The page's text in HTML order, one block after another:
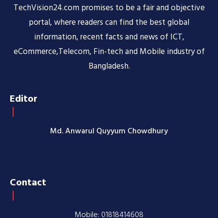
TechVision24.com promises to be a fair and objective
portal, where readers can find the best global
information, recent facts and news of ICT,
eCommerce,Telecom, Fin-tech and Mobile industry of
Bangladesh.
Editor
Md. Anwarul Quyyum Chowdhury
Contact
Mobile: 01818414608